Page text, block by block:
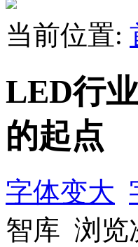
当前位置:
LED行
的起点
字体变大
智库 浏览